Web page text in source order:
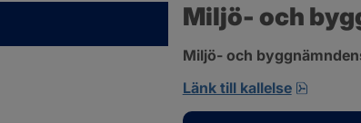
Miljö- och
Miljö- och
Länk till kallelse
pdf,